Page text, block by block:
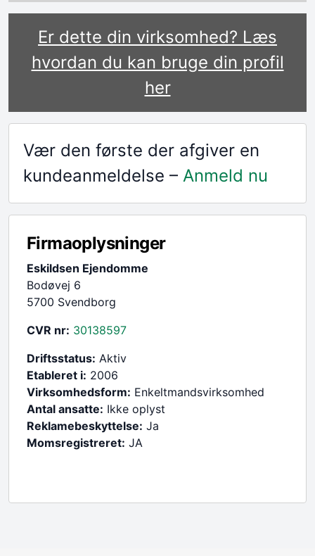
Er dette din virksomhed? Læs
hvordan du kan bruge din profil
her
Vær den første der afgiver en
kundeanmeldelse – Anmeld nu
Firmaoplysninger
Eskildsen Ejendomme
Bodøvej 6
5700 Svendborg
CVR nr: 30138597
Driftsstatus: Aktiv
Etableret i: 2006
Virksomhedsform: Enkeltmandsvirksomhed
Antal ansatte: Ikke oplyst
Reklamebeskyttelse: Ja
Momsregistreret: JA